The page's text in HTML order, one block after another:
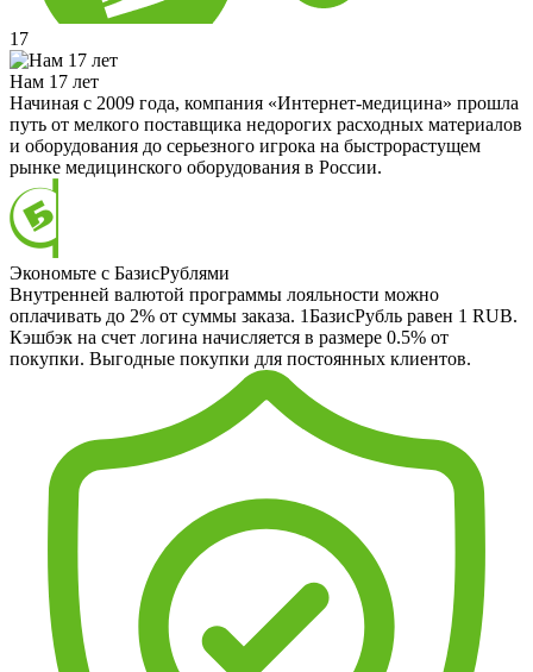
17
Нам 17 лет
Начиная с 2009 года, компания «Интернет-медицина» прошла
путь от мелкого поставщика недорогих расходных материалов
и оборудования до серьезного игрока на быстрорастущем
рынке медицинского оборудования в России.
Экономьте с БазисРублями
Внутренней валютой программы лояльности можно
оплачивать до 2% от суммы заказа. 1БазисРубль равен 1 RUB.
Кэшбэк на счет логина начисляется в размере 0.5% от
покупки. Выгодные покупки для постоянных клиентов.